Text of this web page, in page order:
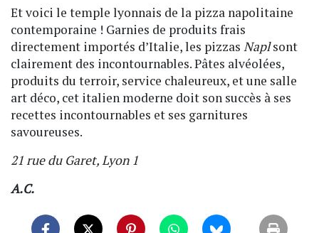
Et voici le temple lyonnais de la pizza napolitaine
contemporaine ! Garnies de produits frais
directement importés d’Italie, les pizzas Naplsont
clairement des incontournables. Pâtes alvéolées,
produits du terroir, service chaleureux, et une salle
art déco, cet italien moderne doit son succès à ses
recettes incontournables et ses garnitures
savoureuses.
21 rue du Garet, Lyon 1
A.C.